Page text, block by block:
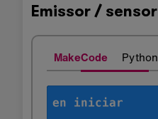
Emissor / sensor
MakeCode Python